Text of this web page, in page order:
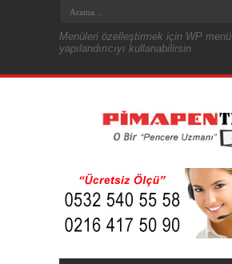
Menüleri özelleştirmek için WP menü
yapılandırıcıyı kullanabilirsin